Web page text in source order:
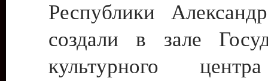
Республики
создали в зале
культурного